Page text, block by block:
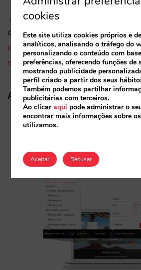
Além disso, para alguns
com impostos cada vez mais
da Mirai adapta-se e permite
configurações.
Além disso, para as cadeias:
Resolvemos o difícil desafio
confusão do utilizador e
cookies
Este site utiliza cookies próprios e
analíticos, analisando o tráfego do
personalizando o conteúdo com
preferências, oferecendo funções de
mostrando publicidade
perfil criado a partir dos seus
Também podemos partilhar
publicitárias com terceiros.
Ao clicaraqui pode administrar o
encontrar mais informações sobre
utilizamos.
Aceitar Recusar